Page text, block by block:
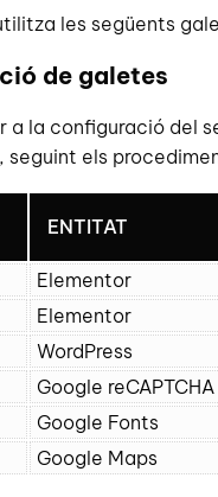
les següents
de galetes
a la configuració del
seguint els
ENTITAT
Elementor
Elementor
WordPress
Google reCAPTCHA
Google Fonts
Google Maps